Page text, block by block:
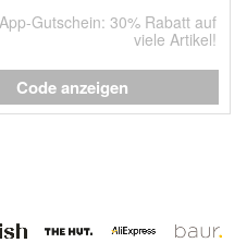
Gutschein: 30% Rabatt auf
viele Artikel!
Code anzeigen